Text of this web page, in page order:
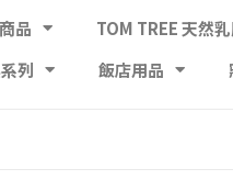
品 TOM TREE 天然
列 飯店用品